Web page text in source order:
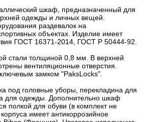
шкаф, предназначенный для
одежды и личных вещей.
раздевалок на
объектах. Изделие имеет
ГОСТ 16371-2014, ГОСТ Р 50444-92.
стали толщиной 0,8 мм. В верхней
вентиляционные отверстия.
замком "PaksLocks".
под головные уборы, перекладина для
для одежды. Дополнительно шкаф
полкой для обуви (в комплект не
имеет антикоррозийное